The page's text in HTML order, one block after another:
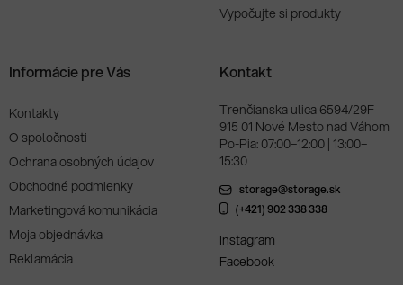
Vypočujte si produkty
Informácie pre Vás
Kontakty
O spoločnosti
Ochrana osobných údajov
Obchodné podmienky
Marketingová komunikácia
Moja objednávka
Reklamácia
Kontakt
Trenčianska ulica 6594/29F
915 01 Nové Mesto nad Váhom
Po-Pia: 07:00–12:00 | 13:00–
15:30
storage@storage.sk
(+421) 902 338 338
Instagram
Facebook